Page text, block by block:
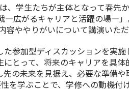
学生たちが主体となって春先
―広がるキャリアと活躍の場―
ややりがいについて講演いただ
参加型ディスカッションを実施
とって、将来のキャリアを具体
の未来を見据え、必要な準備や
を学ぶことで、学修への動機付